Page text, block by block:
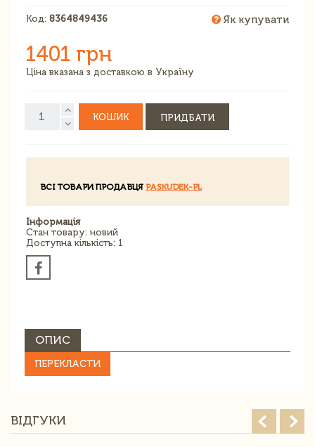
Код: 8364849436 Як купувати
1401 грн
Ціна вказана з доставкою в Україну
КОШИК ПРИДБАТИ
ВСІ ТОВАРИ ПРОДАВЦЯ PASKUDEK-PL
Інформація
Стан товару: новий
Доступна кількість: 1
ОПИС
ПЕРЕКЛАСТИ
ВІДГУКИ